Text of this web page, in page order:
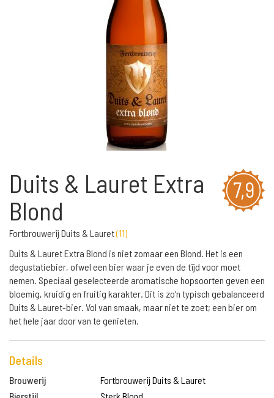
7,9
Duits & Lauret Extra
Blond
Fortbrouwerij Duits & Lauret(11)
Duits & Lauret Extra Blond is niet zomaar een Blond. Het is een
degustatiebier, ofwel een bier waar je even de tijd voor moet
nemen. Speciaal geselecteerde aromatische hopsoorten geven een
bloemig, kruidig en fruitig karakter. Dit is zo'n typisch gebalanceerd
Duits & Lauret-bier. Vol van smaak, maar niet te zoet; een bier om
het hele jaar door van te genieten.
Details
Brouwerij
Fortbrouwerij Duits & Lauret